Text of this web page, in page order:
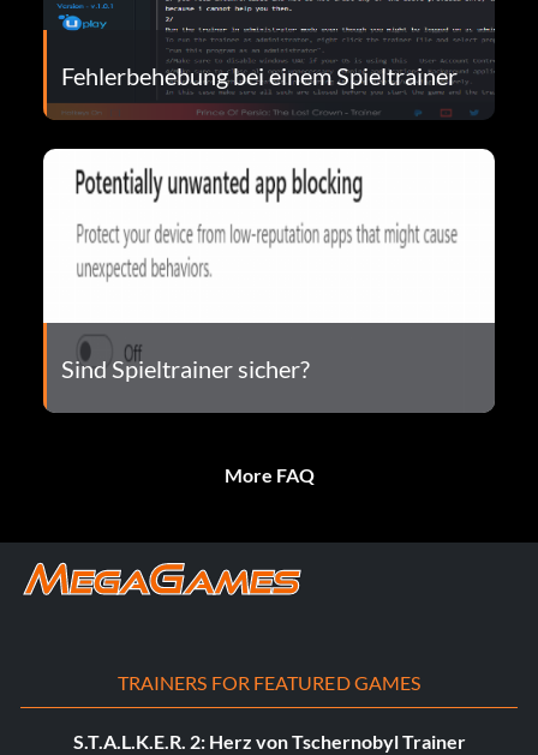
Fehlerbehebung bei einem Spieltrainer
Sind Spieltrainer sicher?
More FAQ
TRAINERS FOR FEATURED GAMES
S.T.A.L.K.E.R. 2: Herz von Tschernobyl Trainer